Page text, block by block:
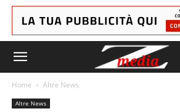
Home Altre News
Altre News